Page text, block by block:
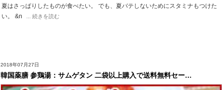
夏はさっぱりしたものが食べたい。 でも、夏バテしないためにスタミナもつけた
い。 &n
... 続きを読む
2018年07月27日
韓国薬膳 参鶏湯：サムゲタン 二袋以上購入で送料無料セー…